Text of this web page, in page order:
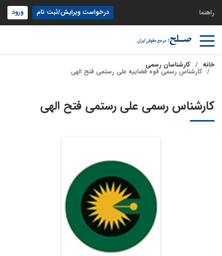
راهنما درخواست ویرایش/ثبت نام ورود
خانه کارشناسان رسمی
کارشناس رسمی قوه قضاییه علی رستمی فتح الهی
کارشناس رسمی علی رستمی فتح الهی